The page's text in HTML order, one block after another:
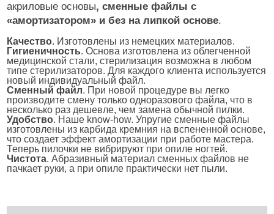
акриловые основы, сменные файлы с
«амортизатором» и без на липкой основе.
Качество. Изготовлены из немецких материалов.
Гигиеничность. Основа изготовлена из облегченной
медицинской стали, стерилизация возможна в любом
типе стерилизаторов. Для каждого клиента используется
новый индивидуальный файл.
Сменный файл. При новой процедуре вы легко
производите смену только одноразового файла, что в
несколько раз дешевле, чем замена обычной пилки.
Удобство. Наше know-how. Упругие сменные файлы
изготовлены из карбида кремния на вспененной основе,
что создает эффект амортизации при работе мастера.
Теперь пилочки не вибрируют при опиле ногтей.
Чистота. Абразивный материал сменных файлов не
пачкает руки, а при опиле практически нет пыли.